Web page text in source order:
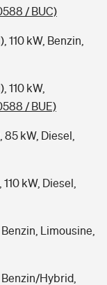
/ BUC)
110 kW, Benzin,
110 kW,
/ BUE)
85 kW, Diesel,
kW, Diesel,
Limousine,
Benzin/Hybrid,